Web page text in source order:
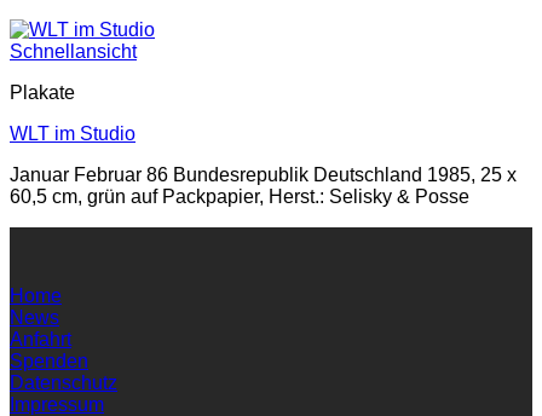
Schnellansicht
Plakate
WLT im Studio
Januar Februar 86 Bundesrepublik Deutschland 1985, 25 x
60,5 cm, grün auf Packpapier, Herst.: Selisky & Posse
Home
News
Anfahrt
Spenden
Datenschutz
Impressum